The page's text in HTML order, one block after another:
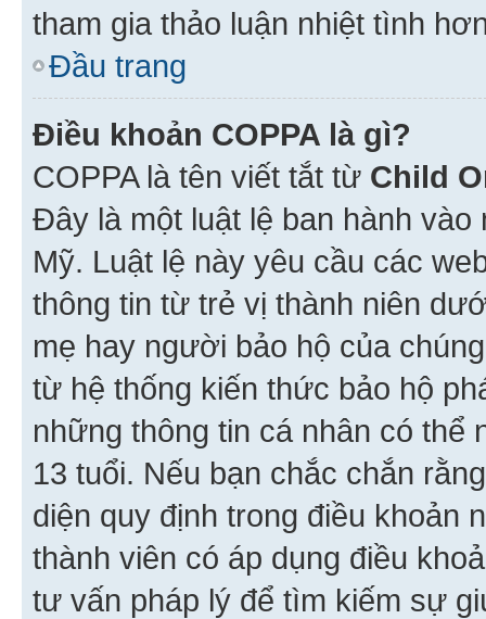
tham gia thảo luận nhiệt tình
Đầu trang
Điều khoản COPPA là gì?
COPPA là tên viết tắt từ Child
Đây là một luật lệ ban hành
Mỹ. Luật lệ này yêu cầu các
thông tin từ trẻ vị thành niên
mẹ hay người bảo hộ của
từ hệ thống kiến thức bảo hộ
những thông tin cá nhân có thể
13 tuổi. Nếu bạn chắc chắn
diện quy định trong điều khoản
thành viên có áp dụng điều
tư vấn pháp lý để tìm kiếm sự